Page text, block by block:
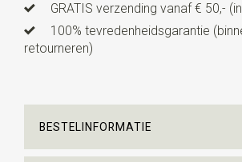
GRATIS verzending vanaf € 50,-
100% tevredenheidsgarantie
retourneren)
BESTELINFORMATIE